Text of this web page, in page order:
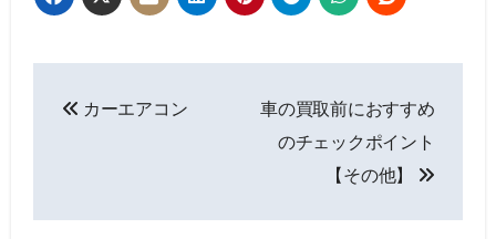
ビ
カーエアコン
車の買取前におすすめ
のチェックポイント
【その他】